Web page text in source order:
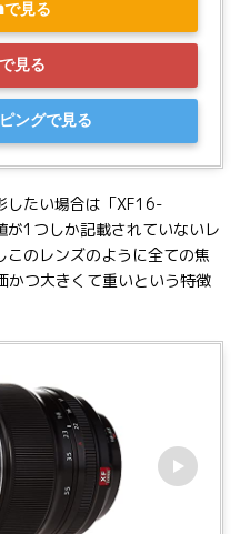
見る
見る
ングで見る
したい場合は「XF16-
が1つしか記載されていないレ
このレンズのように全ての焦
かつ大きくて重いという特徴